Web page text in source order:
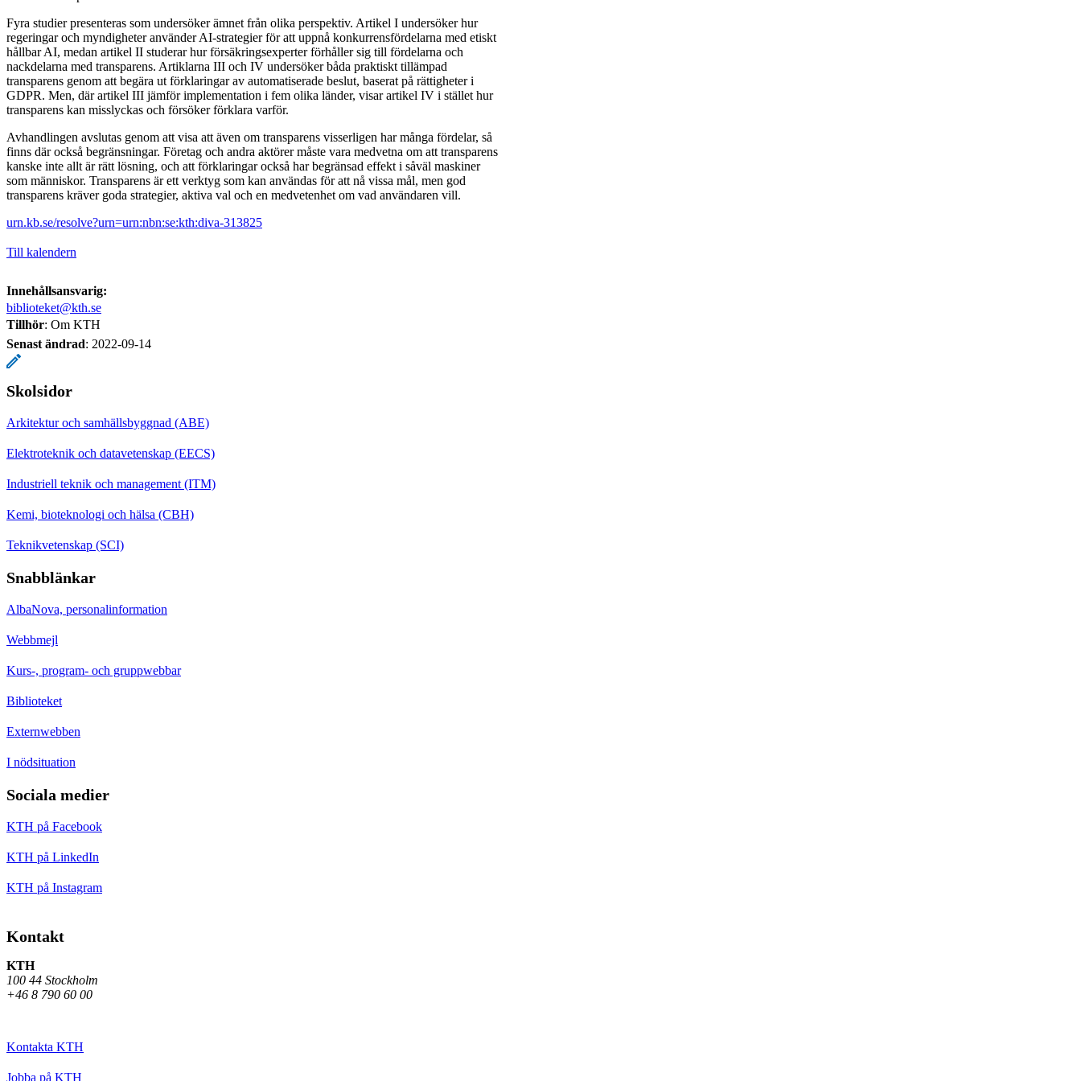
Fyra studier presenteras som undersöker ämnet från olika perspektiv. Artikel I undersöker hur
regeringar och myndigheter använder AI-strategier för att uppnå konkurrensfördelarna med etiskt
hållbar AI, medan artikel II studerar hur försäkringsexperter förhåller sig till fördelarna och
nackdelarna med transparens. Artiklarna III och IV undersöker båda praktiskt tillämpad
transparens genom att begära ut förklaringar av automatiserade beslut, baserat på rättigheter i
GDPR. Men, där artikel III jämför implementation i fem olika länder, visar artikel IV i stället hur
transparens kan misslyckas och försöker förklara varför.
Avhandlingen avslutas genom att visa att även om transparens visserligen har många fördelar, så
finns där också begränsningar. Företag och andra aktörer måste vara medvetna om att transparens
kanske inte allt är rätt lösning, och att förklaringar också har begränsad effekt i såväl maskiner
som människor. Transparens är ett verktyg som kan användas för att nå vissa mål, men god
transparens kräver goda strategier, aktiva val och en medvetenhet om vad användaren vill.
urn.kb.se/resolve?urn=urn:nbn:se:kth:diva-313825
Till kalendern
Innehållsansvarig:
biblioteket@kth.se
Tillhör: Om KTH
Senast ändrad: 2022-09-14
Skolsidor
Arkitektur och samhällsbyggnad (ABE)
Elektroteknik och datavetenskap (EECS)
Industriell teknik och management (ITM)
Kemi, bioteknologi och hälsa (CBH)
Teknikvetenskap (SCI)
Snabblänkar
AlbaNova, personalinformation
Webbmejl
Kurs-, program- och gruppwebbar
Biblioteket
Externwebben
I nödsituation
Sociala medier
KTH på Facebook
KTH på LinkedIn
KTH på Instagram
Kontakt
KTH
100 44 Stockholm
+46 8 790 60 00
Kontakta KTH
Jobba på KTH